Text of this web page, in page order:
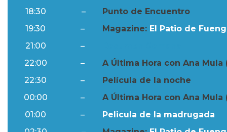
18:30
–
Punto de Encuentro
19:30
– Magazine: El Patio de
21:00
–
22:00
–
A Última Hora con Ana Mula
22:30
–
Película de la noche
00:00
–
A Última Hora con Ana Mula
01:00
–
Pelicula de la madrugada